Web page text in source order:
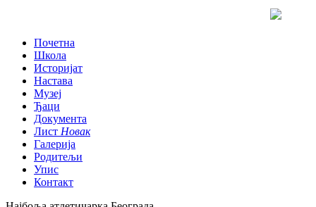
Почетна
Школа
Историјат
Настава
Музеј
Ђаци
Документа
Лист Новак
Галерија
Родитељи
Упис
Контакт